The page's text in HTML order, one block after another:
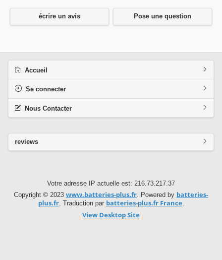
écrire un avis Pose une question
Accueil
Se connecter
Nous Contacter
reviews
Votre adresse IP actuelle est: 216.73.217.37
Copyright © 2023 www.batteries-plus.fr. Powered by batteries-
plus.fr. Traduction par batteries-plus.fr France.
View Desktop Site